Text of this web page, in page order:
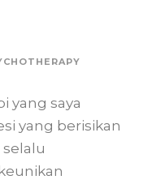
yang saya
yang berisikan